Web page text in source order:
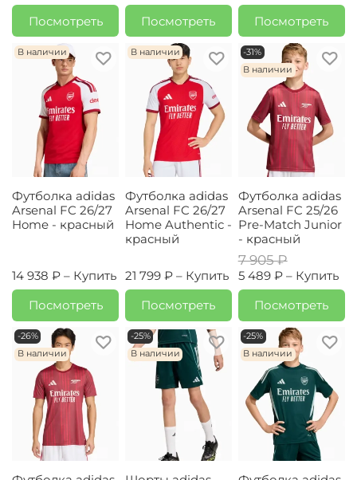
Посмотреть
Посмотреть
Посмотреть
В наличии
Футболка adidas
Arsenal FC 26/27
Home - красный
14 938 ₽ – Купить
Посмотреть
В наличии
Футболка adidas
Arsenal FC 26/27
Home Authentic -
красный
21 799 ₽ – Купить
Посмотреть
-31%
В наличии
Футболка adidas
Arsenal FC 25/26
Pre-Match Junior
- красный
7 905 ₽
5 489 ₽ – Купить
Посмотреть
-26%
В наличии
-25%
В наличии
-25%
В наличии